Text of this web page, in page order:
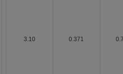
3.10 0.371